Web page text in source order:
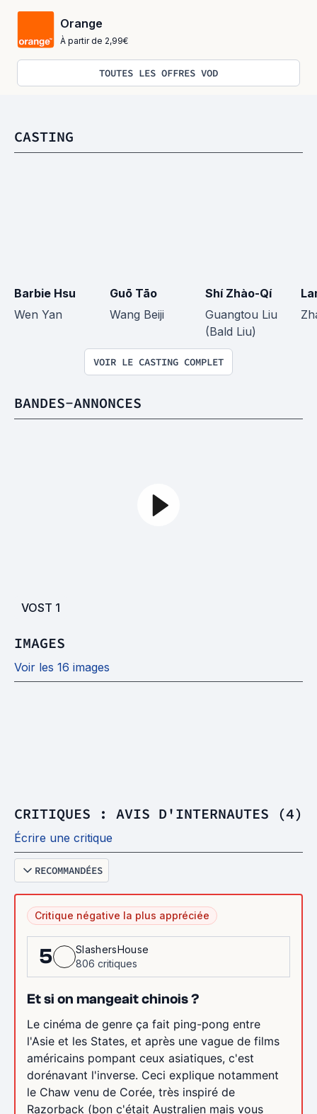
Orange
À partir de 2,99€
TOUTES LES OFFRES VOD
CASTING
Barbie Hsu
Wen Yan
Guō Tāo
Wang Beiji
Shí Zhào-Qí
Guangtou Liu
(Bald Liu)
VOIR LE CASTING COMPLET
BANDES-ANNONCES
VOST 1
IMAGES
Voir les 16 images
CRITIQUES : AVIS D'INTERNAUTES (4)
Écrire une critique
RECOMMANDÉES
Critique négative la plus appréciée
5
SlashersHouse
806 critiques
Et si on mangeait chinois ?
Le cinéma de genre ça fait ping-pong entre
l'Asie et les States, et après une vague de films
américains pompant ceux asiatiques, c'est
dorénavant l'inverse. Ceci explique notamment
le Chaw venu de Corée, très inspiré de
Razorback (bon c'était Australien mais vous